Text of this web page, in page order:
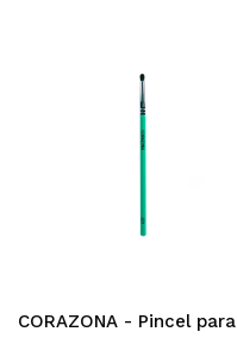
CORAZONA - Pincel para